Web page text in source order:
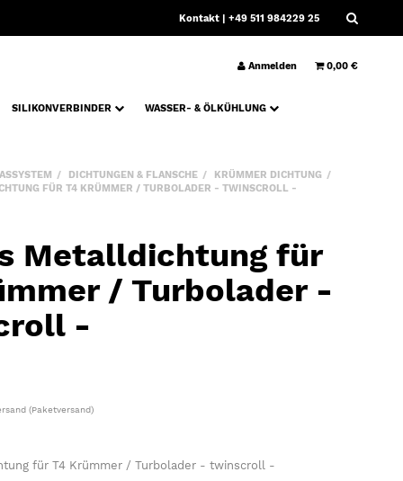
Kontakt | +49 511 984229 25
Anmelden 0,00 €
SILIKONVERBINDER
WASSER- & ÖLKÜHLUNG
DICHTUNGEN & FLANSCHE
KRÜMMER DICHTUNG
FÜR T4 KRÜMMER / TURBOLADER - TWINSCROLL -
Metalldichtung für
/ Turbolader -
-
(Paketversand)
für T4 Krümmer / Turbolader - twinscroll -